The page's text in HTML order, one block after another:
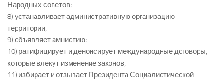
Народных советов;
8) устанавливает административную организацию
территории;
9) объявляет амнистию;
10) ратифицирует и денонсирует международные договоры,
которые влекут изменение законов;
11) избирает и отзывает Президента Социалистической